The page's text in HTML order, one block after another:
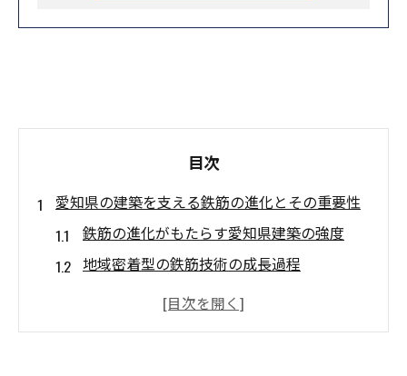
目次
愛知県の建築を支える鉄筋の進化とその重要性
鉄筋の進化がもたらす愛知県建築の強度
地域密着型の鉄筋技術の成長過程
愛知県における鉄筋の歴史的な背景